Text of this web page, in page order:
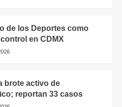
de los Deportes como
en CDMX
brote activo de
reportan 33 casos